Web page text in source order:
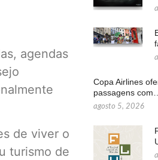
agendas
de viver o
turismo de
Copa Airlines
passagens com…
agosto 5, 2026